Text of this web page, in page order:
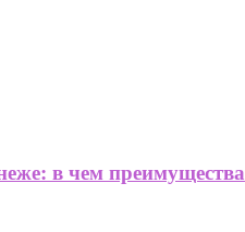
в чем преимущества